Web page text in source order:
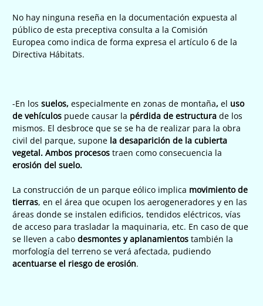
No hay ninguna reseña en la documentación expuesta al
público de esta preceptiva consulta a la Comisión
Europea como indica de forma expresa el artículo 6 de la
Directiva Hábitats.
-En los suelos, especialmente en zonas de montaña, el uso
de vehículos puede causar la pérdida de estructura de los
mismos. El desbroce que se se ha de realizar para la obra
civil del parque, supone la desaparición de la cubierta
vegetal. Ambos procesos traen como consecuencia la
erosión del suelo.
La construcción de un parque eólico implica movimiento de
tierras, en el área que ocupen los aerogeneradores y en las
áreas donde se instalen edificios, tendidos eléctricos, vías
de acceso para trasladar la maquinaria, etc. En caso de que
se lleven a cabo desmontes y aplanamientos también la
morfología del terreno se verá afectada, pudiendo
acentuarse el riesgo de erosión.